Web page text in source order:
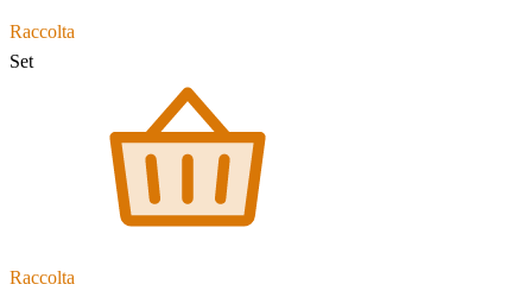
Raccolta
Set
Raccolta